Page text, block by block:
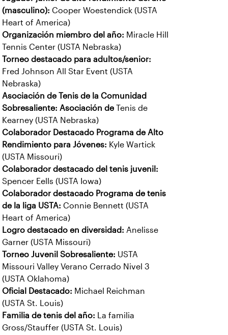
(masculino): Cooper Woestendick (USTA
Heart of America)
Organización miembro del año: Miracle Hill
Tennis Center (USTA Nebraska)
Torneo destacado para adultos/senior:
Fred Johnson All Star Event (USTA
Nebraska)
Asociación de Tenis de la Comunidad
Sobresaliente: Asociación de Tenis de
Kearney (USTA Nebraska)
Colaborador Destacado Programa de Alto
Rendimiento para Jóvenes: Kyle Wartick
(USTA Missouri)
Colaborador destacado del tenis juvenil:
Spencer Eells (USTA Iowa)
Colaborador destacado Programa de tenis
de la liga USTA: Connie Bennett (USTA
Heart of America)
Logro destacado en diversidad: Anelisse
Garner (USTA Missouri)
Torneo Juvenil Sobresaliente: USTA
Missouri Valley Verano Cerrado Nivel 3
(USTA Oklahoma)
Oficial Destacado: Michael Reichman
(USTA St. Louis)
Familia de tenis del año: La familia
Gross/Stauffer (USTA St. Louis)